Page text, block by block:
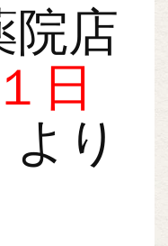
院店
日
より